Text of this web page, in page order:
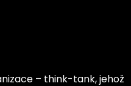
– think-tank, jehož